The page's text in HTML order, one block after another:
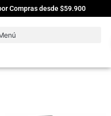
Compras desde $59.900